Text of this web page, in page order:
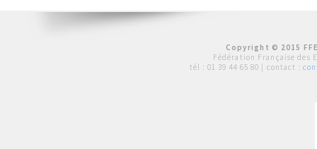
Copyright © 2015
Fédération Française des
tél : 01 39 44 65 80 | contact :